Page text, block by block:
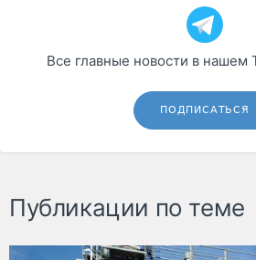
Все главные новости в нашем
ПОДПИСАТЬСЯ
Публикации по теме